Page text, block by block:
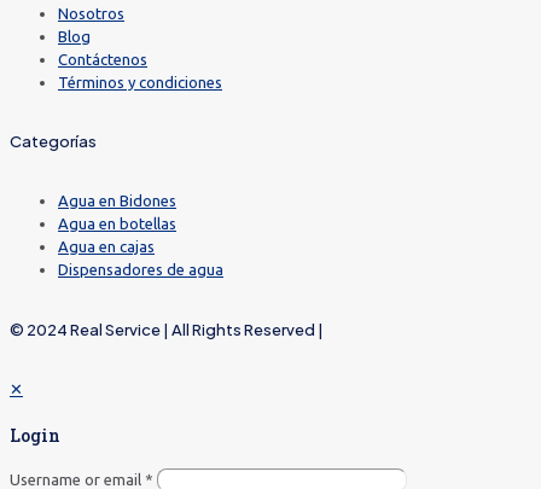
Nosotros
Blog
Contáctenos
Términos y condiciones
Categorías
Agua en Bidones
Agua en botellas
Agua en cajas
Dispensadores de agua
© 2024 Real Service | All Rights Reserved |
✕
Login
Username or email *